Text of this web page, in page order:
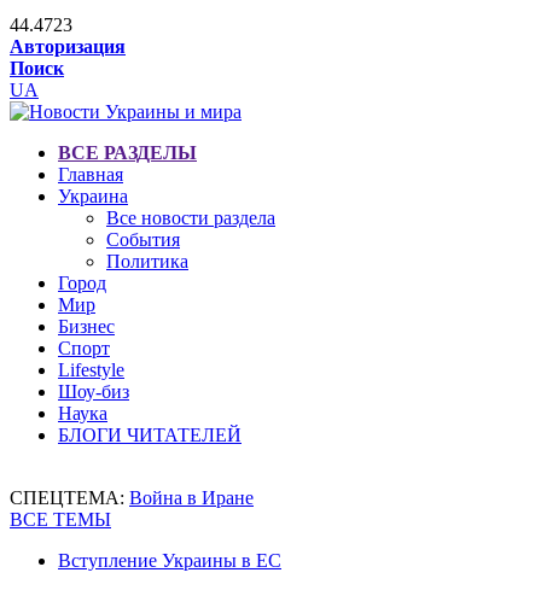
44.4723
Авторизация
Поиск
UA
ВСЕ РАЗДЕЛЫ
Главная
Украина
Все новости раздела
События
Политика
Город
Мир
Бизнес
Спорт
Lifestyle
Шоу-биз
Наука
БЛОГИ ЧИТАТЕЛЕЙ
СПЕЦТЕМА: Война в Иране
ВСЕ ТЕМЫ
Вступление Украины в ЕС